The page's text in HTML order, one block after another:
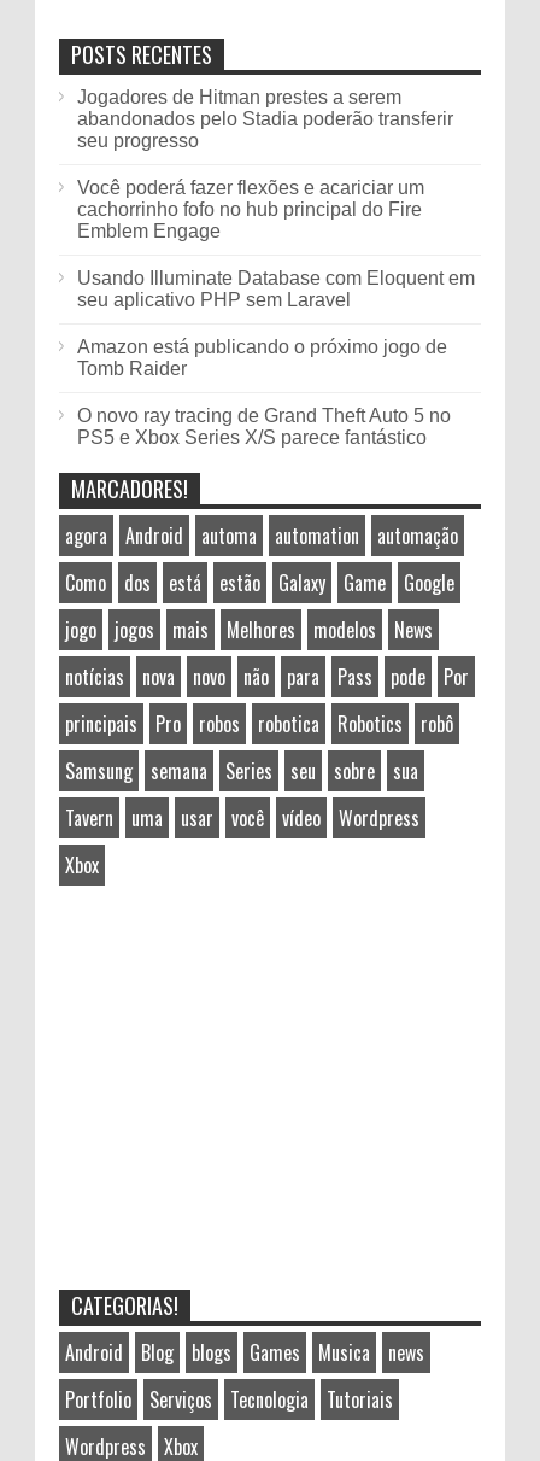
POSTS RECENTES
Jogadores de Hitman prestes a serem
abandonados pelo Stadia poderão transferir
seu progresso
Você poderá fazer flexões e acariciar um
cachorrinho fofo no hub principal do Fire
Emblem Engage
Usando Illuminate Database com Eloquent em
seu aplicativo PHP sem Laravel
Amazon está publicando o próximo jogo de
Tomb Raider
O novo ray tracing de Grand Theft Auto 5 no
PS5 e Xbox Series X/S parece fantástico
MARCADORES!
agora Android automa automation
automação
Como
dos está estão Galaxy Game
Google
jogo
jogos mais Melhores modelos
News
notícias
nova novo não para Pass pode
Por
principais
Pro robos robotica Robotics
robô
Samsung
semana Series seu sobre
sua
Tavern
uma usar você vídeo
Wordpress
Xbox
CATEGORIAS!
Android Blog blogs Games Musica
news
Portfolio
Serviços Tecnologia
Tutoriais
Wordpress
Xbox